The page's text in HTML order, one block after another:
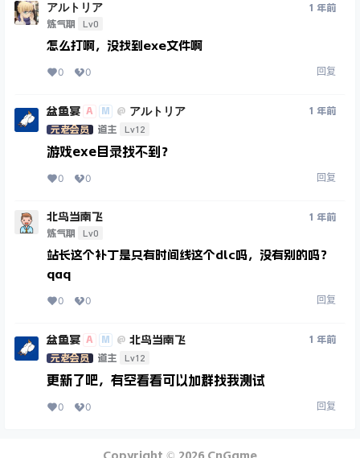
アルトリア
炼气期 Lv0
1 年前
怎么打啊，没找到exe文件啊
0 0 回复
盆鱼宴 A M @ アルトリア
元老会员 道主 Lv12
1 年前
游戏exe目录找不到？
0 0 回复
北鸟当南飞
炼气期 Lv0
1 年前
站长这个补丁是只有时间线这个dlc吗，没有别的吗？
qaq
0 0 回复
盆鱼宴 A M @ 北鸟当南飞
元老会员 道主 Lv12
1 年前
更新了吧，有空看看可以加群找我测试
0 0 回复
Copyright © 2026 CnGame